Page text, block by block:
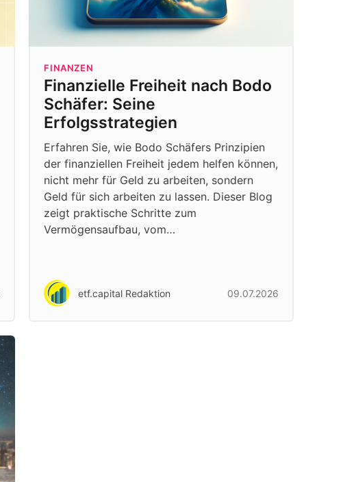
FINANZEN
Finanzielle Freiheit nach Bodo
Schäfer: Seine
Erfolgsstrategien
Erfahren Sie, wie Bodo Schäfers Prinzipien
der finanziellen Freiheit jedem helfen können,
nicht mehr für Geld zu arbeiten, sondern
Geld für sich arbeiten zu lassen. Dieser Blog
zeigt praktische Schritte zum
Vermögensaufbau, vom…
etf.capital Redaktion 09.07.2026